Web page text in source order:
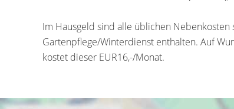
Im Hausgeld sind alle üblichen
Gartenpflege/Winterdienst enthalten. Auf
kostet dieser EUR16,-/Monat.